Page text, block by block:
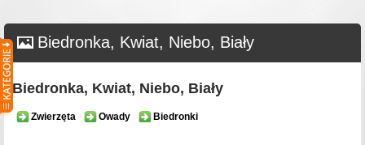
Biedronka, Kwiat, Niebo, Biały
Biedronka, Kwiat, Niebo, Biały
Zwierzęta Owady Biedronki